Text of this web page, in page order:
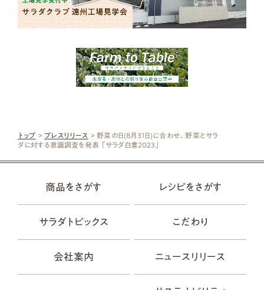
トップ > プレスリリース > 野菜の日(8月31日)に合わせ、野菜とサラ
ダに対する意識調査を発表 「サラダ白書2023」
商品をさがす レシピをさがす
サラダトピックス こだわり
会社案内 ニュースリリース